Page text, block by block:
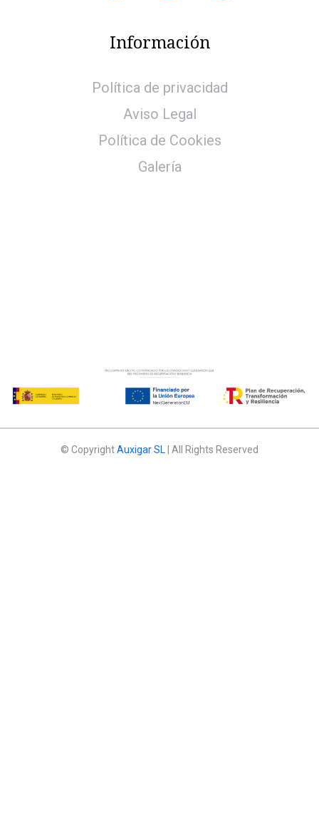
Información
Política de privacidad
Aviso Legal
Política de Cookies
Galería
© CopyrightAuxigar SL | All Rights Reserved